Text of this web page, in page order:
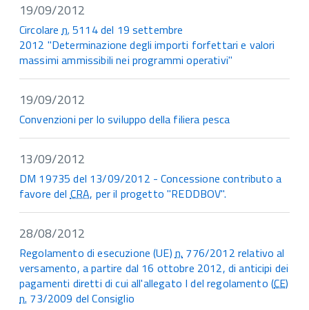
19/09/2012
Circolaren. 5114 del 19 settembre
2012 "Determinazione degli importi forfettari e valori
massimi ammissibili nei programmi operativi"
19/09/2012
Convenzioni per lo sviluppo della filiera pesca
13/09/2012
DM 19735 del 13/09/2012 - Concessione contributo a
favore delCRA, per il progetto "REDDBOV".
28/08/2012
Regolamento di esecuzione (UE)n. 776/2012 relativo al
versamento, a partire dal 16 ottobre 2012, di anticipi dei
pagamenti diretti di cui all'allegato I del regolamento (CE)
n. 73/2009 del Consiglio